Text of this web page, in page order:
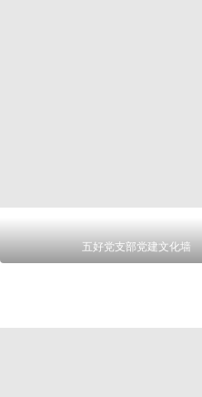
五好党支部党建文化墙